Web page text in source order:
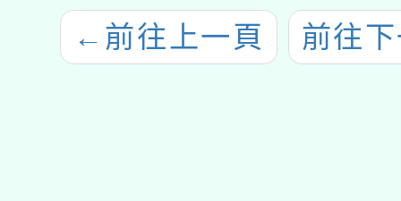
← 前往上一頁 前往